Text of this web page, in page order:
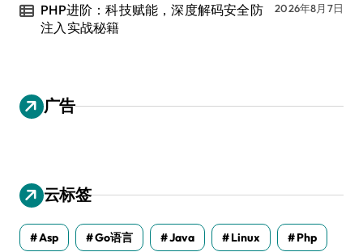
PHP进阶：科技赋能，深度解码安全防
注入实战秘籍
2026年8月7日
广告
云标签
Asp Go语言 Java Linux Php